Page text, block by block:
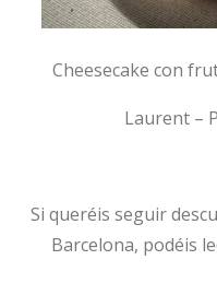
Cheesecake con
Laurent –
Si queréis seguir
Barcelona, podéis